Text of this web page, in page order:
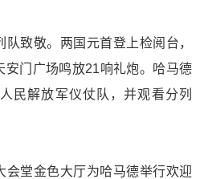
致敬。两国元首登上检阅台，
安门广场鸣放21响礼炮。哈马德
民解放军仪仗队，并观看分列
堂金色大厅为哈马德举行欢迎